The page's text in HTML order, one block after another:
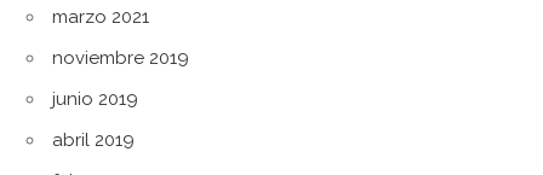
marzo 2021
noviembre 2019
junio 2019
abril 2019